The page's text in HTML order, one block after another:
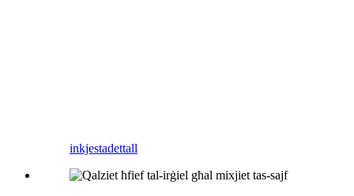
inkjestadettall